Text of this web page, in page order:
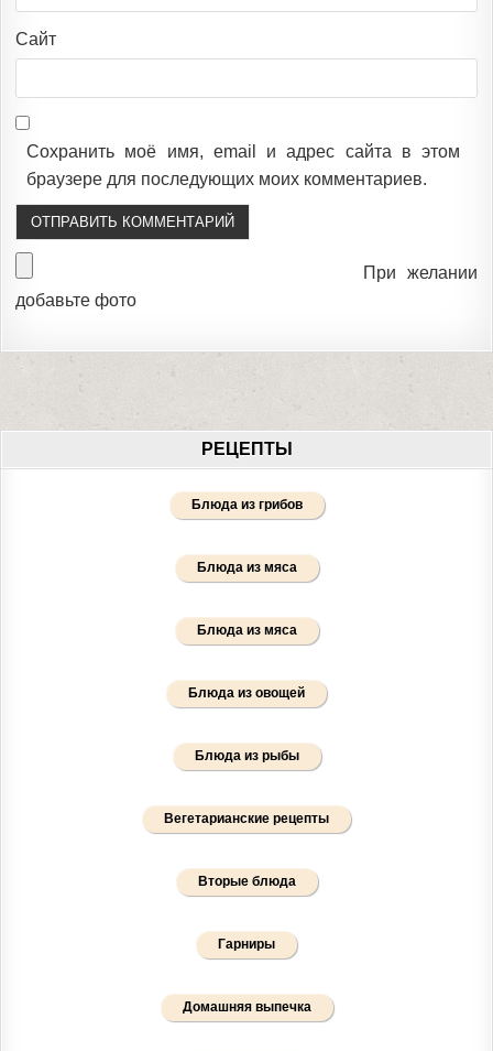
Сайт
Сохранить моё имя, email и адрес сайта в этом
браузере для последующих моих комментариев.
При желании
добавьте фото
РЕЦЕПТЫ
Блюда из грибов
Блюда из мяса
Блюда из мяса
Блюда из овощей
Блюда из рыбы
Вегетарианские рецепты
Вторые блюда
Гарниры
Домашняя выпечка